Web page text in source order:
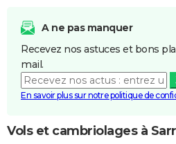
A ne pas manquer
Recevez nos astuces et bons
mail.
En savoir plus sur notre politique de
Vols et cambriolages à